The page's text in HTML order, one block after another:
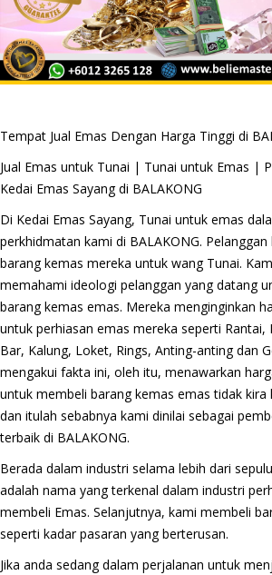
Tempat Jual Emas Dengan Harga Tinggi di
Jual Emas untuk Tunai | Tunai untuk Emas |
Kedai Emas Sayang di BALAKONG
Di Kedai Emas Sayang, Tunai untuk emas
perkhidmatan kami di BALAKONG.
barang kemas mereka untuk wang Tunai.
memahami ideologi pelanggan yang datang
barang kemas emas. Mereka menginginkan
untuk perhiasan emas mereka seperti Rantai,
Bar, Kalung, Loket, Rings, Anting-anting dan
mengakui fakta ini, oleh itu, menawarkan
untuk membeli barang kemas emas tidak kira
dan itulah sebabnya kami dinilai sebagai
terbaik di BALAKONG.
Berada dalam industri selama lebih dari
adalah nama yang terkenal dalam industri
membeli Emas. Selanjutnya, kami membeli
seperti kadar pasaran yang berterusan.
Jika anda sedang dalam perjalanan untuk